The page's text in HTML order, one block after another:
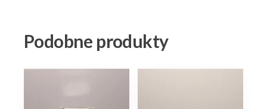
labtested
10x1ml
Podobne produkty